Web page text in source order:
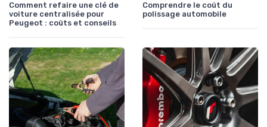
Comment refaire une clé de
voiture centralisée pour
Peugeot : coûts et conseils
Comprendre le coût du
polissage automobile